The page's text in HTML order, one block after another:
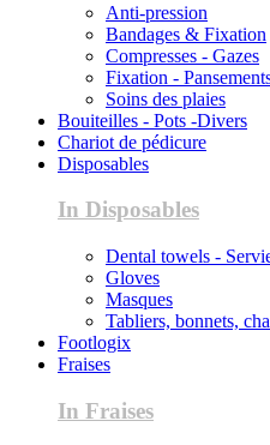
Anti-pression
Bandages & Fixation
Compresses - Gazes
Fixation -
Soins des plaies
Bouiteilles - Pots -Divers
Chariot de pédicure
Disposables
In Disposables
Dental towels -
Gloves
Masques
Tabliers, bonnets,
Footlogix
Fraises
In Fraises